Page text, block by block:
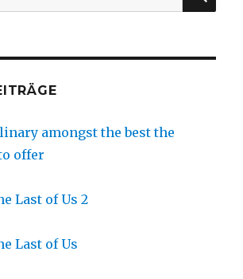
amongst the best the
offer
Last of Us 2
Last of Us